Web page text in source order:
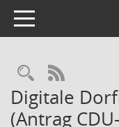
Toggle navigation
RSS-
Digitale
(Antrag